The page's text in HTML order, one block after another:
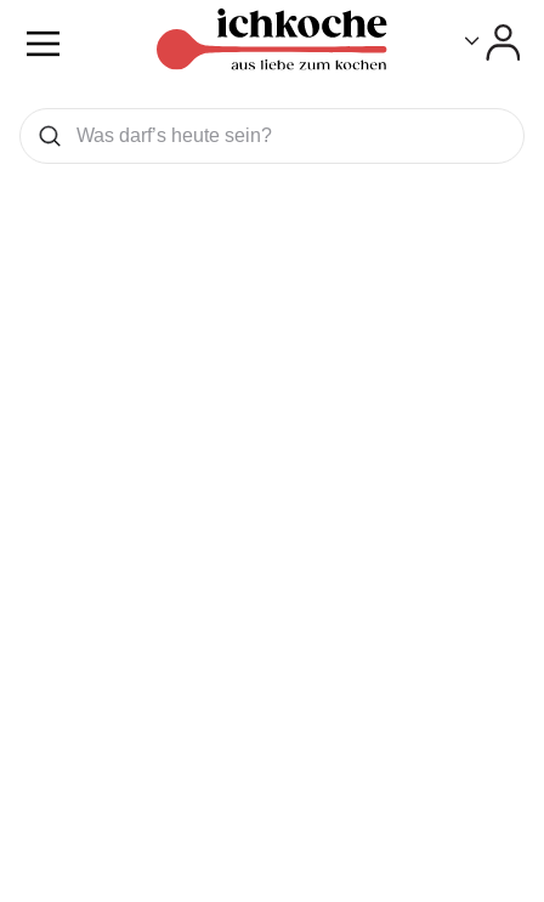
Was wollen Sie suchen
Suchen